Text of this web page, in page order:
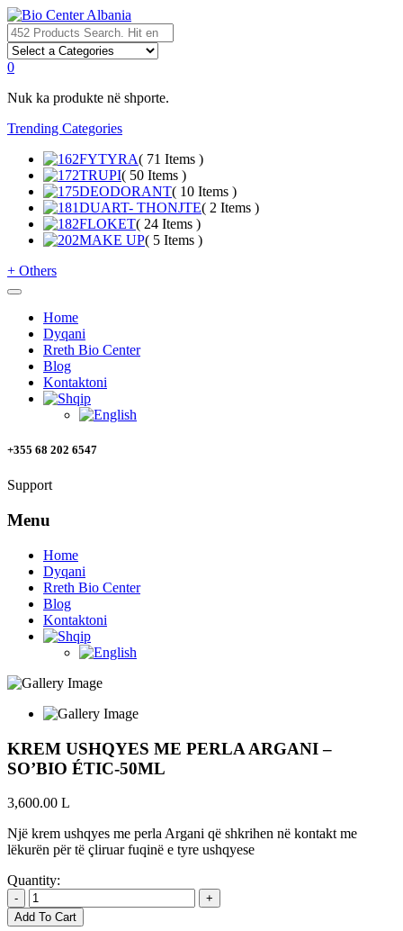
0
Nuk ka produkte në shporte.
Trending Categories
FYTYRA( 71 Items )
TRUPI( 50 Items )
DEODORANT( 10 Items )
DUART- THONJTE( 2 Items )
FLOKET( 24 Items )
MAKE UP( 5 Items )
+ Others
Home
Dyqani
Rreth Bio Center
Blog
Kontaktoni
+355 68 202 6547
Support
Menu
Home
Dyqani
Rreth Bio Center
Blog
Kontaktoni
KREM USHQYES ME PERLA ARGANI –
SO’BIO ÉTIC-50ML
3,600.00 L
Një krem ​​ushqyes me perla Argani që shkrihen në kontakt me
lëkurën për të çliruar fuqinë e tyre ushqyese
Quantity:
-
+
Add To Cart